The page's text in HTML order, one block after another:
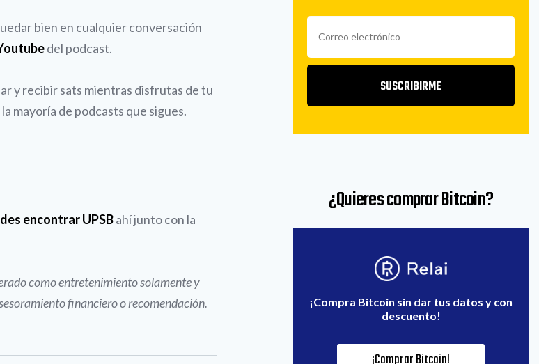
bien en cualquier conversación
del podcast.
y recibir sats mientras disfrutas de tu
mayoría de podcasts que sigues.
encontrar UPSBahí junto con la
como entretenimiento solamente y
financiero o recomendación.
SUSCRIBIRME
¿Quieres comprar Bitcoin?
¡Compra Bitcoin sin dar tus datos y con
descuento!